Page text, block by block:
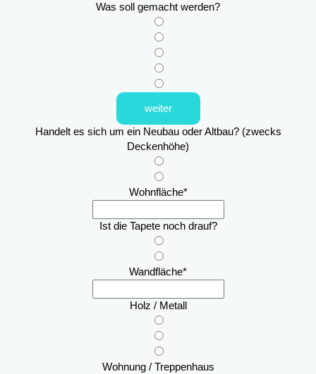
Was soll gemacht werden?
weiter
Handelt es sich um ein Neubau oder Altbau? (zwecks
Deckenhöhe)
Wohnfläche*
Ist die Tapete noch drauf?
Wandfläche*
Holz / Metall
Wohnung / Treppenhaus